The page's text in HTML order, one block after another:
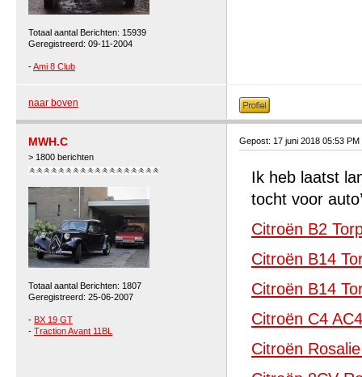
Totaal aantal Berichten: 15939
Geregistreerd: 09-11-2004
-Ami 8 Club
naar boven
MWH.C
> 1800 berichten
Totaal aantal Berichten: 1807
Geregistreerd: 25-06-2007
- BX 19 GT
- Traction Avant 11BL
Gepost: 17 juni 2018 05:53 PM
Ik heb laatst
tocht voor
Citroën B2
Citroën B14
Citroën B14
Citroën C4
Citroën